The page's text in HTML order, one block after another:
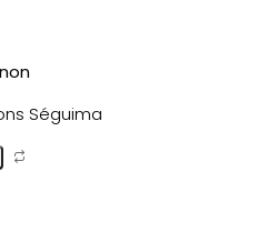
Séguima